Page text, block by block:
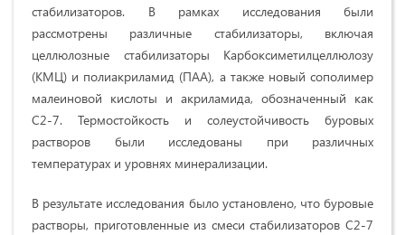
стабилизаторов. В рамках исследования были
рассмотрены различные стабилизаторы, включая
целлюлозные стабилизаторы Карбоксиметилцеллюлозу
(КМЦ) и полиакриламид (ПАА), а также новый сополимер
малеиновой кислоты и акриламида, обозначенный как
С2-7. Термостойкость и солеустойчивость буровых
растворов были исследованы при различных
температурах и уровнях минерализации.
В результате исследования было установлено, что буровые
растворы, приготовленные из смеси стабилизаторов С2-7